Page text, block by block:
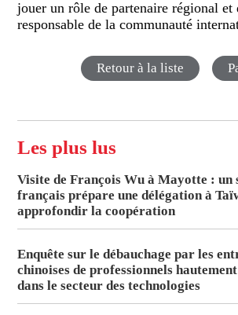
jouer un rôle de partenaire régional et
responsable de la communauté
Retour à la liste
Les plus lus
Visite de François Wu à Mayotte : un
français prépare une délégation à
approfondir la coopération
Enquête sur le débauchage par les
chinoises de professionnels
dans le secteur des technologies